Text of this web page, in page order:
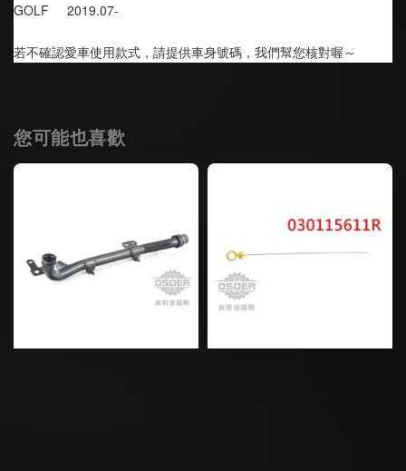
GOLF     2019.07-
若不確認愛車使用款式，請提供車身號碼，我們幫您核對喔～
您可能也喜歡